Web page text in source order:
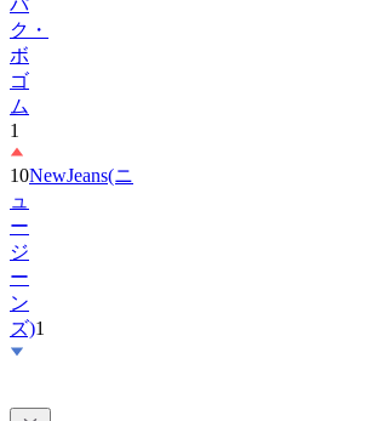
ボ
ゴ
ム
1
10
ュ
ー
ジ
ー
ン
ズ)